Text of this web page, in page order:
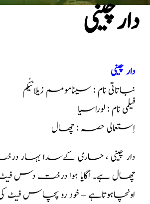
دارچینی
دار چینی
نباتاتی نام : سینامومم زیلانیکُم
فیلمی نام : لوراسیا
اِستعمالی حصہ : چھال
دار چینی ، حاری کےسدا بہار
چھال ہے۔ اُگایا ہوا درخت دس
اونچاہوتاہے – خود رو پچاس